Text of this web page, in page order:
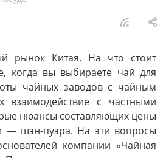
рынок Китая. На что стоит
когда вы выбираете чай для
чайных заводов с чайным
взаимодействие с частными
нюансы составляющих цены
— шэн-пуэра. На эти вопросы
компании «Чайная